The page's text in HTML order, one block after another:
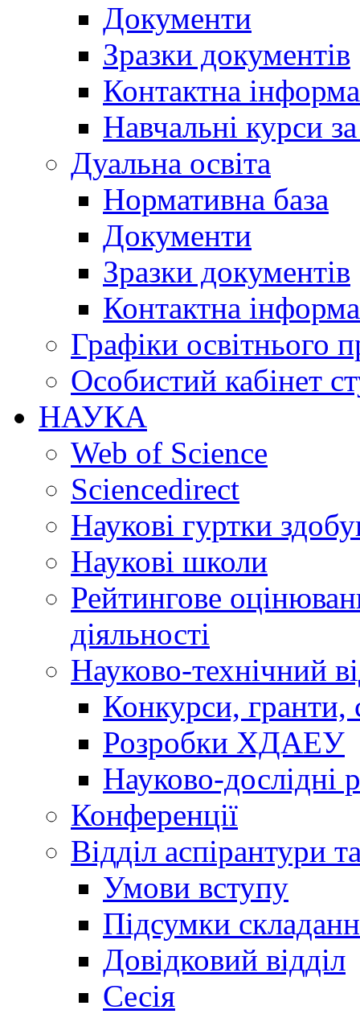
Документи
Зразки документів
Контактна
Навчальні курси
Дуальна освіта
Нормативна база
Документи
Зразки документів
Контактна
Графіки освітнього
Особистий кабінет
НАУКА
Web of Science
Sciencedirect
Наукові гуртки
Наукові школи
Рейтингове
діяльності
Науково-технічний
Конкурси, гранти,
Розробки ХДАЕУ
Науково-дослідні
Конференції
Відділ аспірантури
Умови вступу
Підсумки
Довідковий відділ
Сесія